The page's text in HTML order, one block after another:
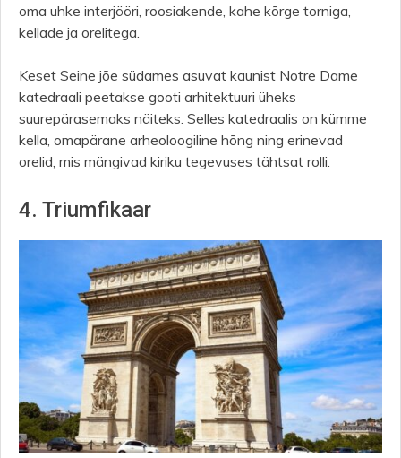
oma uhke interjööri, roosiakende, kahe kõrge torniga,
kellade ja orelitega.
Keset Seine jõe südames asuvat kaunist Notre Dame
katedraali peetakse gooti arhitektuuri üheks
suurepärasemaks näiteks. Selles katedraalis on kümme
kella, omapärane arheoloogiline hõng ning erinevad
orelid, mis mängivad kiriku tegevuses tähtsat rolli.
4. Triumfikaar